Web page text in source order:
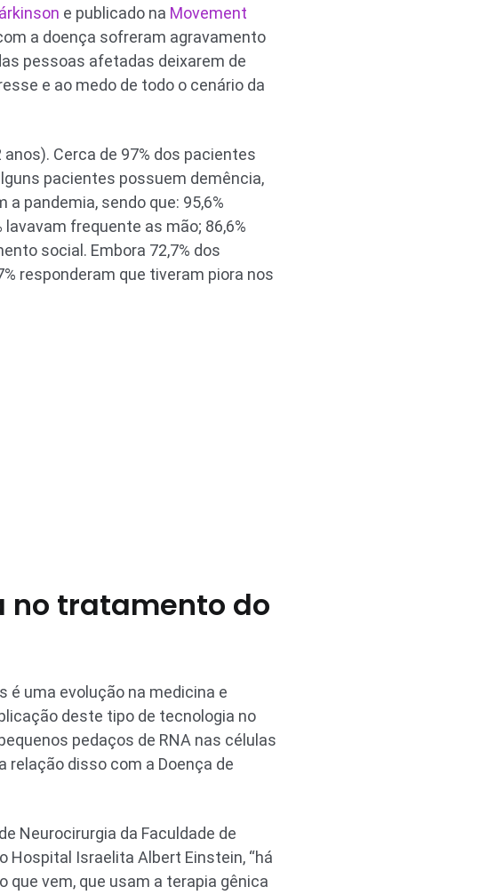
e publicado na Movement
a doença sofreram agravamento
pessoas afetadas deixarem de
e ao medo de todo o cenário da
Cerca de 97% dos pacientes
pacientes possuem demência,
pandemia, sendo que: 95,6%
frequente as mão; 86,6%
social. Embora 72,7% dos
responderam que tiveram piora nos
no tratamento do
é uma evolução na medicina e
deste tipo de tecnologia no
pedaços de RNA nas células
relação disso com a Doença de
Neurocirurgia da Faculdade de
Hospital Israelita Albert Einstein, “há
que vem, que usam a terapia gênica